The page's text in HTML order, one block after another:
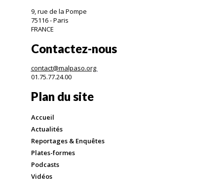
9, rue de la Pompe
75116 - Paris
FRANCE
Contactez-nous
contact@malpaso.org
01.75.77.24.00
Plan du site
Accueil
Actualités
Reportages & Enquêtes
Plates-formes
Podcasts
Vidéos